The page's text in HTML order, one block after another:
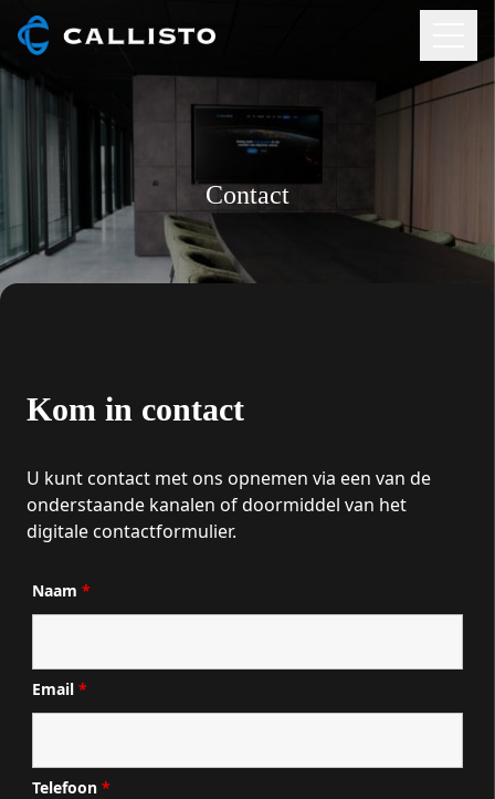
Contact
Kom in contact
U kunt contact met ons opnemen via een van de
onderstaande kanalen of doormiddel van het
digitale contactformulier.
Naam *
Email *
Telefoon *